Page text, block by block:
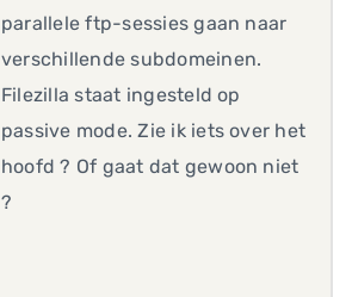
parallele ftp-sessies gaan naar
verschillende subdomeinen.
Filezilla staat ingesteld op
passive mode. Zie ik iets over het
hoofd ? Of gaat dat gewoon niet
?